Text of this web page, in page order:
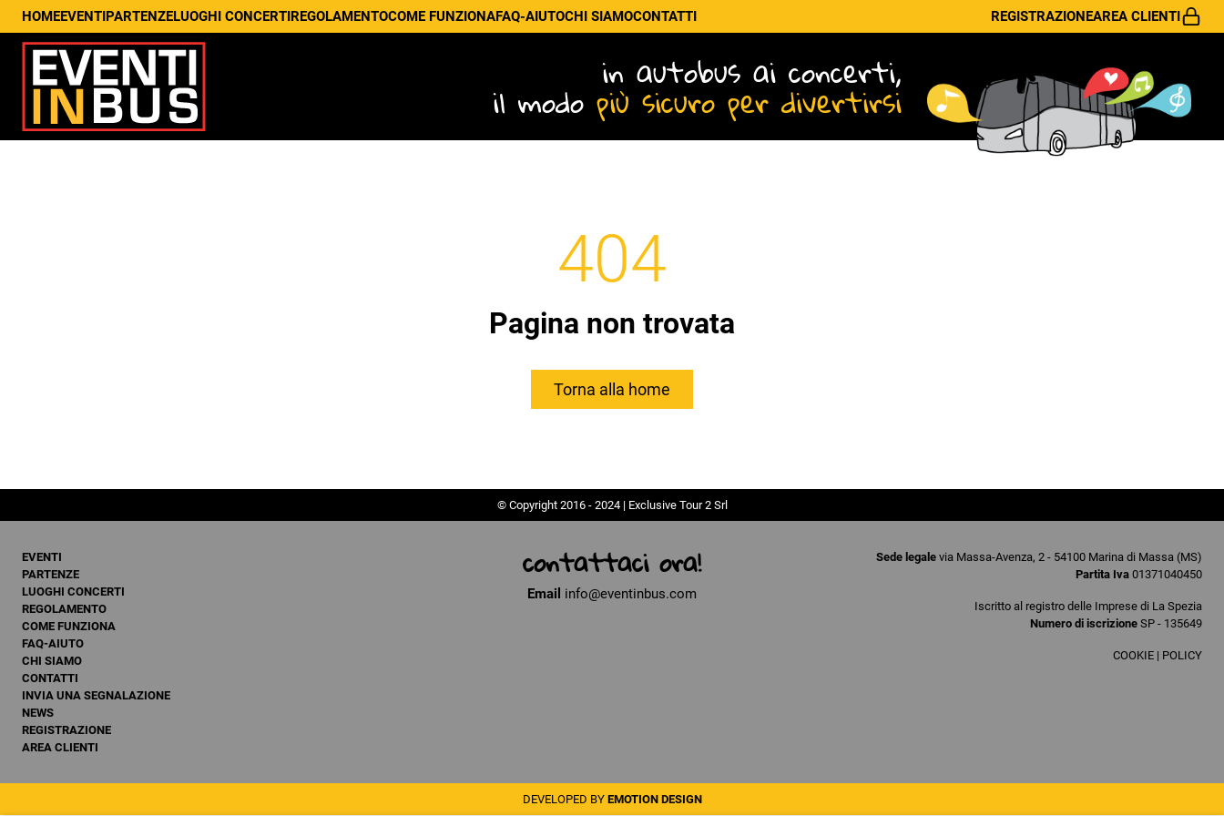
HOMEEVENTIPARTENZELUOGHI CONCERTIREGOLAMENTOCOME FUNZIONAFAQ-AIUTOCHI SIAMOCONTATTI REGISTRAZIONEAREA CLIENTI
in autobus ai concerti,
il modo più sicuro per divertirsi
404
Pagina non trovata
Torna alla home
© Copyright 2016 - 2024 | Exclusive Tour 2 Srl
EVENTI
PARTENZE
LUOGHI CONCERTI
REGOLAMENTO
COME FUNZIONA
FAQ-AIUTO
CHI SIAMO
CONTATTI
INVIA UNA SEGNALAZIONE
NEWS
REGISTRAZIONE
AREA CLIENTI
contattaci ora!
Email info@eventinbus.com
Sede legale via Massa-Avenza, 2 - 54100 Marina di Massa (MS)
Partita Iva 01371040450
Iscritto al registro delle Imprese di La Spezia
Numero di iscrizione SP - 135649
COOKIE | POLICY
DEVELOPED BY EMOTION DESIGN